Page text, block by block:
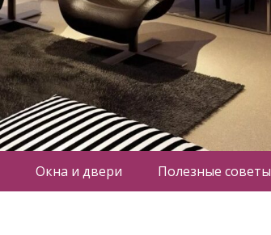
Окна и двери Полезные советы